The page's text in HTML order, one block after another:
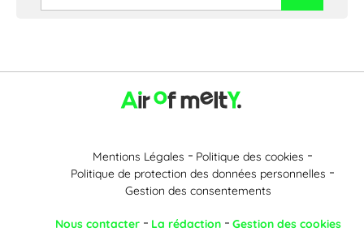
Mentions Légales
Politique des cookies
Politique de protection des données personnelles
Gestion des consentements
Nous contacter La rédaction Gestion des cookies